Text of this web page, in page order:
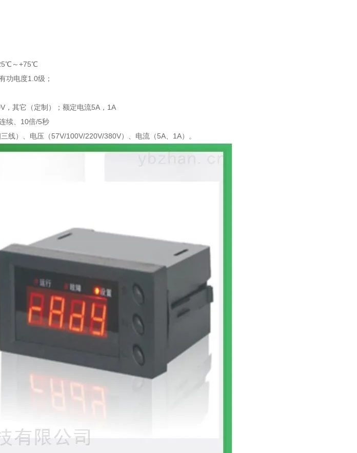
～+75℃
功电度1.0级；
，其它（定制）；额定电流5A，1A
续、10倍/5秒
线）、电压（57V/100V/220V/380V）、电流（5A、1A）。